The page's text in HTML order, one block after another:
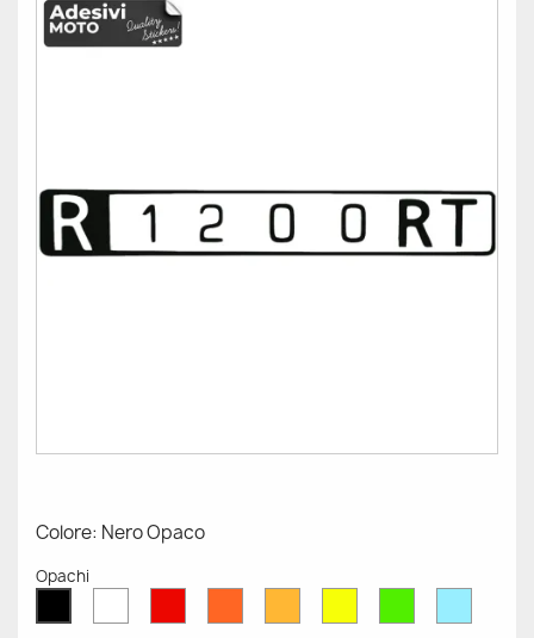
Colore: Nero Opaco
Opachi
Opaco OpacoOpacoOpacoOpacoOpacoOpacoOpaco